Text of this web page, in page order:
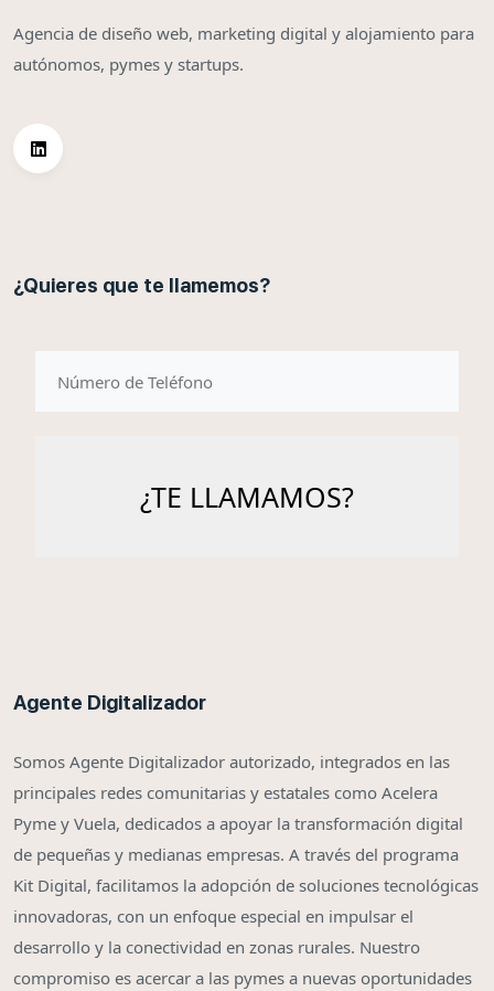
Agencia de diseño web, marketing digital y alojamiento para
autónomos, pymes y startups.
¿Quieres que te llamemos?
Agente Digitalizador
Somos Agente Digitalizador autorizado, integrados en las
principales redes comunitarias y estatales como Acelera
Pyme y Vuela, dedicados a apoyar la transformación digital
de pequeñas y medianas empresas. A través del programa
Kit Digital, facilitamos la adopción de soluciones tecnológicas
innovadoras, con un enfoque especial en impulsar el
desarrollo y la conectividad en zonas rurales. Nuestro
compromiso es acercar a las pymes a nuevas oportunidades